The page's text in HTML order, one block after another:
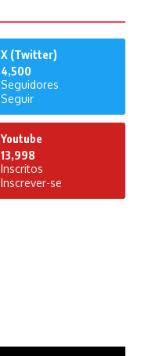
X (Twitter)
4,500
Seguidores
Seguir
Youtube
13,998
Inscritos
Inscrever-se